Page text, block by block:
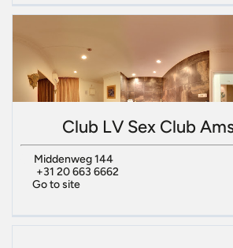
Club LV Sex Club
Middenweg 144
+31 20 663 6662
Go to site